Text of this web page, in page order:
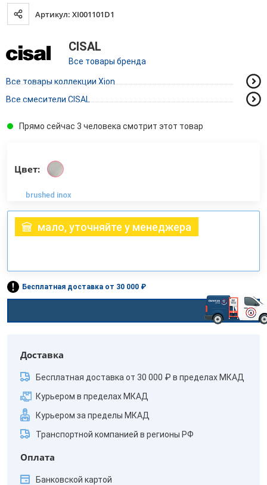
Артикул: XI001101D1
CISAL
Все товары бренда
Все товары коллекции Xion
Все смесители CISAL
Прямо сейчас 3 человека смотрит этот товар
Цвет:
brushed inox
мало, уточняйте у менеджера
Бесплатная доставка от 30 000 ₽
Доставка
Бесплатная доставка от 30 000 ₽ в пределах МКАД
Курьером в пределах МКАД
Курьером за пределы МКАД
Транспортной компанией в регионы РФ
Оплата
Банковской картой